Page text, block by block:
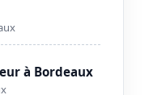
à Bordeaux